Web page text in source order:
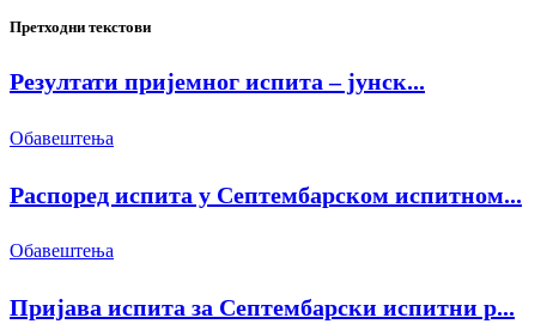
Претходни текстови
Резултати пријемног испита – јунск...
Обавештења
Распоред испита у Септембарском испитном...
Обавештења
Пријава испита за Септембарски испитни р...